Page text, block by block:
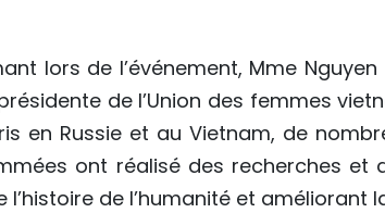
lors de l’événement, Mme
de l’Union des femmes
en Russie et au Vietnam, de
ont réalisé des recherches et
l’histoire de l’humanité et améliorant